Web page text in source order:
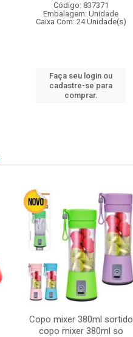
Código: 837371
Embalagem: Unidade
Caixa Com: 24 Unidade(s)
Faça seu login ou
cadastre-se para
comprar.
Copo mixer 380ml sortido
copo mixer 380ml so